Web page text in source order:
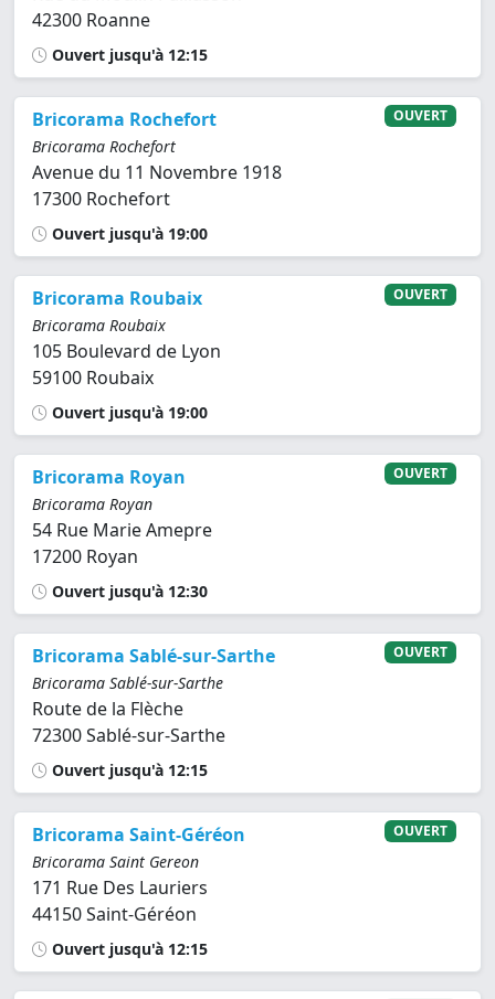
42300 Roanne
Ouvert jusqu'à 12:15
Bricorama Rochefort
Bricorama Rochefort
Avenue du 11 Novembre 1918
17300 Rochefort
OUVERT
Ouvert jusqu'à 19:00
Bricorama Roubaix
Bricorama Roubaix
105 Boulevard de Lyon
59100 Roubaix
OUVERT
Ouvert jusqu'à 19:00
Bricorama Royan
Bricorama Royan
54 Rue Marie Amepre
17200 Royan
OUVERT
Ouvert jusqu'à 12:30
Bricorama Sablé-sur-Sarthe
Bricorama Sablé-sur-Sarthe
Route de la Flèche
72300 Sablé-sur-Sarthe
OUVERT
Ouvert jusqu'à 12:15
Bricorama Saint-Géréon
Bricorama Saint Gereon
171 Rue Des Lauriers
44150 Saint-Géréon
OUVERT
Ouvert jusqu'à 12:15